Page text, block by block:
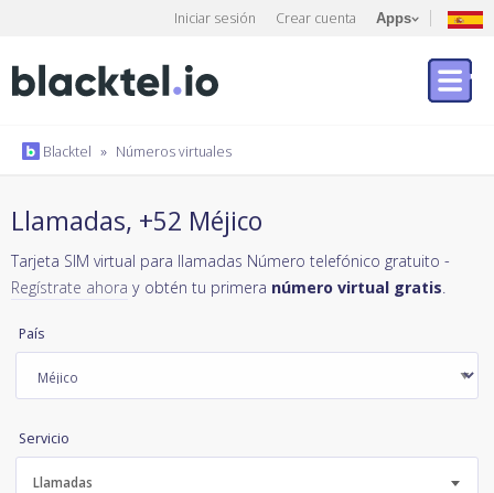
Iniciar sesión Crear cuenta Apps
Blacktel » Números virtuales
Llamadas, +52 Méjico
Tarjeta SIM virtual para llamadas Número telefónico gratuito -
Regístrate ahora y obtén tu primera número virtual gratis.
País
Servicio
Llamadas